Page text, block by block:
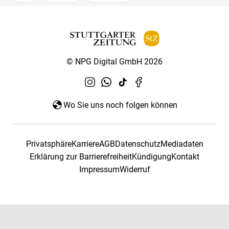
© NPG Digital GmbH 2026
Wo Sie uns noch folgen können
PrivatsphäreKarriereAGBDatenschutzMediadaten
Erklärung zur BarrierefreiheitKündigungKontakt
ImpressumWiderruf